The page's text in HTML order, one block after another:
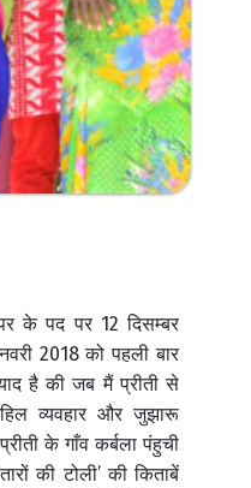
के पद पर 12 दिसम्बर
2018 को पहली बार
है की जब मैं प्रीती से
व्यवहार और जुझारू
के गाँव कर्बला पंहुची
की टोली’ की किताबें